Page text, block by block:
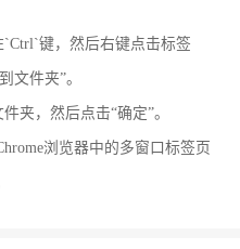
键，然后右键点击标签
文件夹”。
夹，然后点击“确定”。
浏览器中的多窗口标签页